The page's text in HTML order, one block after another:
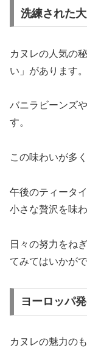
洗練された
カヌレの人気の
い」があります。
バニラビーンズ
す。
この味わいが多
午後のティータ
小さな贅沢を味
日々の努力をね
てみてはいかが
ヨーロッパ
カヌレの魅力の